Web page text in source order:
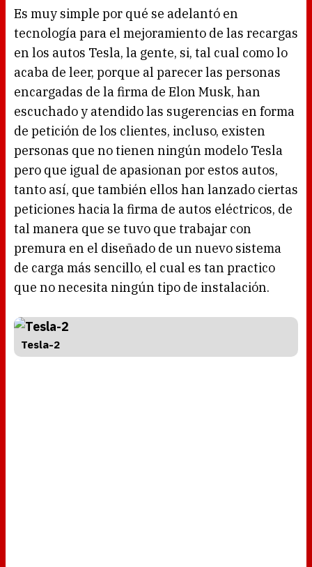
Es muy simple por qué se adelantó en
tecnología para el mejoramiento de las recargas
en los autos Tesla, la gente, si, tal cual como lo
acaba de leer, porque al parecer las personas
encargadas de la firma de Elon Musk, han
escuchado y atendido las sugerencias en forma
de petición de los clientes, incluso, existen
personas que no tienen ningún modelo Tesla
pero que igual de apasionan por estos autos,
tanto así, que también ellos han lanzado ciertas
peticiones hacia la firma de autos eléctricos, de
tal manera que se tuvo que trabajar con
premura en el diseñado de un nuevo sistema
de carga más sencillo, el cual es tan practico
que no necesita ningún tipo de instalación.
Tesla-2